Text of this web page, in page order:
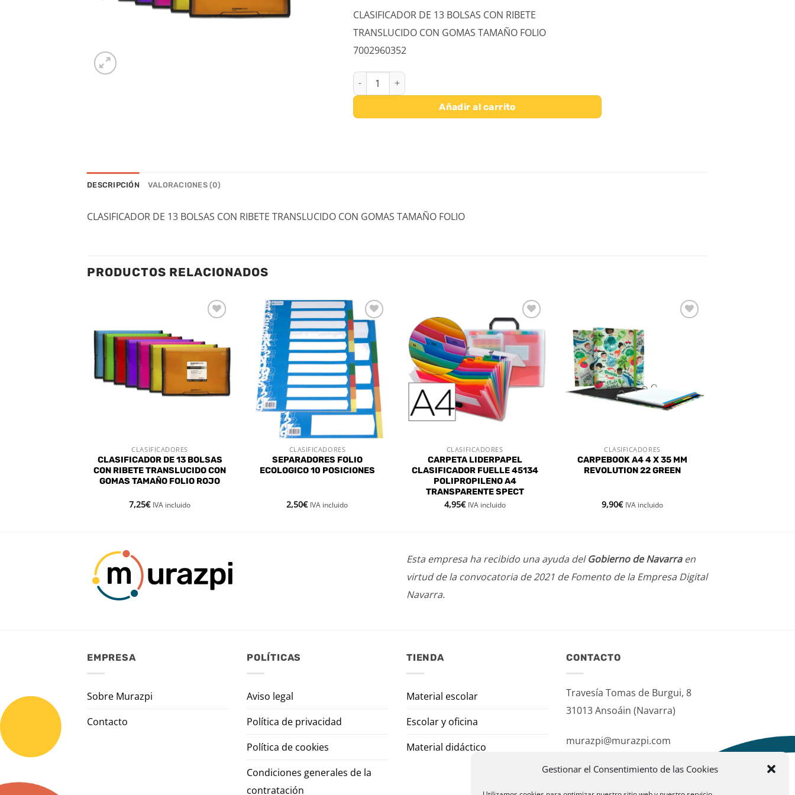
Gestionar el Consentimiento de las Cookies
CLASIFICADOR DE 13 BOLSAS CON RIBETE
TRANSLUCIDO CON GOMAS TAMAÑO FOLIO
7002960352
CLASIFICADOR DE 13 BOLSAS CON RIBETE TRANSLUCIDO CON GOMAS TAMAÑO FOLIO NARANJA cantidad
Añadir al carrito
DESCRIPCIÓN VALORACIONES (0)
CLASIFICADOR DE 13 BOLSAS CON RIBETE TRANSLUCIDO CON GOMAS TAMAÑO FOLIO
PRODUCTOS RELACIONADOS
lista de
deseos
VISTA RÁPIDA
CLASIFICADORES
CLASIFICADOR DE 13 BOLSAS
CON RIBETE TRANSLUCIDO CON
GOMAS TAMAÑO FOLIO ROJO
7,25€ IVA incluido
Añadir
a la
lista de
deseos
VISTA RÁPIDA
CLASIFICADORES
SEPARADORES FOLIO
ECOLOGICO 10 POSICIONES
2,50€ IVA incluido
Añadir
a la
lista de
VISTA RÁPIDA
CLASIFICADORES
CARPETA LIDERPAPEL
CLASIFICADOR FUELLE 45134
POLIPROPILENO A4
TRANSPARENTE SPECT
4,95€ IVA incluido
VISTA RÁPIDA
CLASIFICADORES
CARPEBOOK A4 4 X 35 MM
REVOLUTION 22 GREEN
9,90€ IVA incluido
Esta empresa ha recibido una ayuda delGobierno de Navarraen
virtud de la convocatoria de 2021 de Fomento de la Empresa Digital
Navarra.
EMPRESA
Sobre Murazpi
Contacto
POLÍTICAS
Aviso legal
Política de privacidad
Política de cookies
Condiciones generales de la
contratación
TIENDA
Material escolar
Escolar y oficina
Material didáctico
CONTACTO
Travesía Tomas de Burgui, 8
31013 Ansoáin (Navarra)
murazpi@murazpi.com